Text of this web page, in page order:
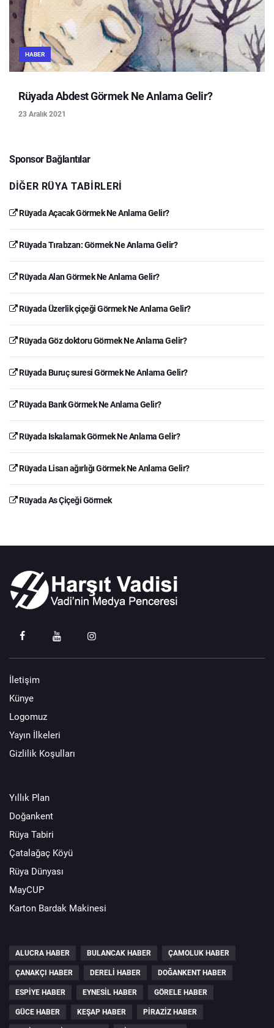
HABER
Rüyada Abdest Görmek Ne Anlama Gelir?
23 Aralık 2021
Sponsor Bağlantılar
DIĞER RÜYA TABIRLERI
Rüyada Açacak Görmek Ne Anlama Gelir?
Rüyada Tırabzan: Görmek Ne Anlama Gelir?
Rüyada Alan Görmek Ne Anlama Gelir?
Rüyada Üzerlik çiçeği Görmek Ne Anlama Gelir?
Rüyada Göz doktoru Görmek Ne Anlama Gelir?
Rüyada Buruç suresi Görmek Ne Anlama Gelir?
Rüyada Bank Görmek Ne Anlama Gelir?
Rüyada Iskalamak Görmek Ne Anlama Gelir?
Rüyada Lisan ağırlığı Görmek Ne Anlama Gelir?
Rüyada As Çiçeği Görmek
İletişim
Künye
Logomuz
Yayın İlkeleri
Gizlilik Koşulları
Yıllık Plan
Doğankent
Rüya Tabiri
Çatalağaç Köyü
Rüya Dünyası
MayCUP
Karton Bardak Makinesi
ALUCRA HABER BULANCAK HABER ÇAMOLUK HABER
ÇANAKÇI HABER DERELI HABER DOĞANKENT HABER
ESPIYE HABER EYNESIL HABER GÖRELE HABER
GÜCE HABER KEŞAP HABER PIRAZIZ HABER